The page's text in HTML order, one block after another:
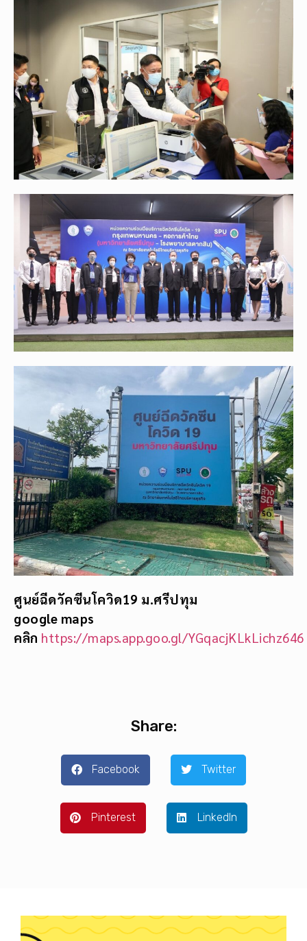
ศูนย์ฉีดวัคซีนโควิด19 ม.ศรีปทุม
google maps
คลิก https://maps.app.goo.gl/YGqacjKLkLichz646
Share:
Facebook Twitter
Pinterest LinkedIn